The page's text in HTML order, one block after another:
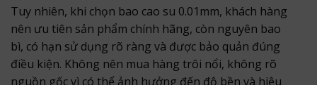
Tuy nhiên, khi chọn bao cao su 0.01mm, khách hàng
nên ưu tiên sản phẩm chính hãng, còn nguyên bao
bì, có hạn sử dụng rõ ràng và được bảo quản đúng
điều kiện. Không nên mua hàng trôi nổi, không rõ
nguồn gốc vì có thể ảnh hưởng đến độ bền và hiệu